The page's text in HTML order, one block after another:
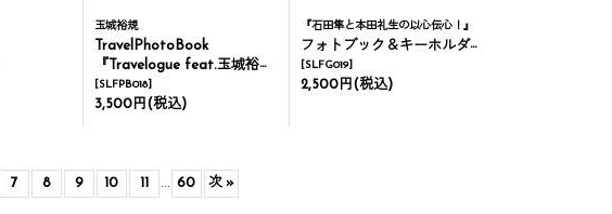
玉城裕規
TravelPhotoBook
『Travelogue feat.玉城裕規』
[SLFPB018]
3,500円 (税込)
『石田隼と本田礼生の以心伝心！』
フォトブック＆キーホルダーセット
[SLFG019]
2,500円 (税込)
7 8 9 10 11 ... 60 次 »